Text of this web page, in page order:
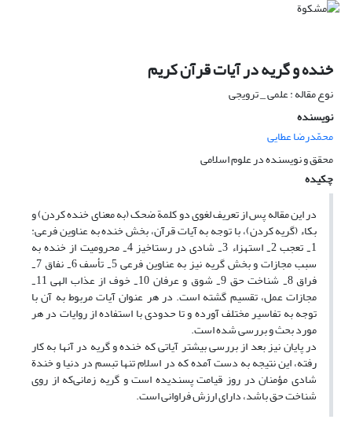
خنده و گریه در آیات قرآن کریم
نوع مقاله : علمی _ ترویجی
نویسنده
محمّدرضا عطایی
محقق و نویسنده در علوم اسلامی
چکیده
در این مقاله پس از تعریف لغوی دو کلمة ضحک (به معنای خنده کردن) و
بکاء (گریه کردن)، با توجه به آیات قرآن، بخش خنده به عناوین فرعی:
1
-تعجب 2 - استهزاء 3 -شادی در رستاخیز 4 - محرومیت از خنده به
سبب مجازات و بخش گریه نیز به عناوین فرعی 5 -تأسف 6 - نفاق 7 -
فراق 8 - شناخت حق 9 -شوق و عرفان 10 -خوف از عذاب الهی 11 -
مجازات عمل، تقسیم گشته است. در هر عنوان آیات مربوط به آن با
توجه به تفاسیر مختلف آورده و تا حدودی با استفاده از روایات در هر
مورد بحث و بررسی شده است.
در پایان نیز بعد از بررسی بیشتر آیاتی که خنده و گریه در آنها به کار
رفته، این نتیجه به دست آمده که در اسلام تنها تبسم در دنیا و خندة
شادی مؤمنان در روز قیامت پسندیده است و گریه زمانی‌که از روی
شناخت حق باشد، دارای ارزش فراوانی است.